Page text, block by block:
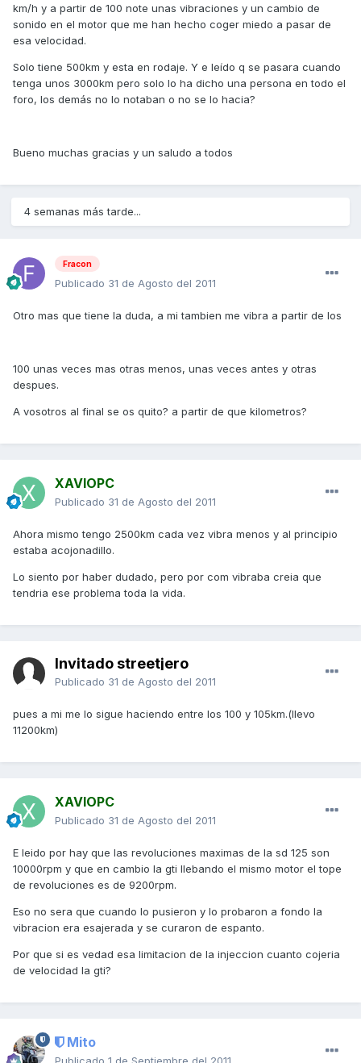
km/h y a partir de 100 note unas vibraciones y un cambio de
sonido en el motor que me han hecho coger miedo a pasar de
esa velocidad.
Solo tiene 500km y esta en rodaje. Y e leído q se pasara cuando
tenga unos 3000km pero solo lo ha dicho una persona en todo el
foro, los demás no lo notaban o no se lo hacia?
Bueno muchas gracias y un saludo a todos
4 semanas más tarde...
Fracon
Publicado 31 de Agosto del 2011
Otro mas que tiene la duda, a mi tambien me vibra a partir de los
100 unas veces mas otras menos, unas veces antes y otras
despues.
A vosotros al final se os quito? a partir de que kilometros?
XAVIOPC
Publicado 31 de Agosto del 2011
Ahora mismo tengo 2500km cada vez vibra menos y al principio
estaba acojonadillo.
Lo siento por haber dudado, pero por com vibraba creia que
tendria ese problema toda la vida.
Invitado streetjero
Publicado 31 de Agosto del 2011
pues a mi me lo sigue haciendo entre los 100 y 105km.(llevo
11200km)
XAVIOPC
Publicado 31 de Agosto del 2011
E leido por hay que las revoluciones maximas de la sd 125 son
10000rpm y que en cambio la gti llebando el mismo motor el tope
de revoluciones es de 9200rpm.
Eso no sera que cuando lo pusieron y lo probaron a fondo la
vibracion era esajerada y se curaron de espanto.
Por que si es vedad esa limitacion de la injeccion cuanto cojeria
de velocidad la gti?
Mito